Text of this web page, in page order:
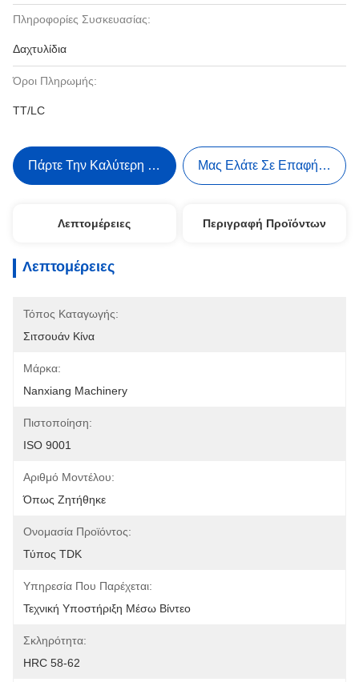
Πληροφορίες Συσκευασίας:
Δαχτυλίδια
Όροι Πληρωμής:
TT/LC
Πάρτε Την Καλύτερη Τιμή Μας Ελάτε Σε Επαφή Με
Λεπτομέρειες Περιγραφή Προϊόντων
Λεπτομέρειες
Τόπος Καταγωγής:
Σιτσουάν Κίνα
Μάρκα:
Nanxiang Machinery
Πιστοποίηση:
ISO 9001
Αριθμό Μοντέλου:
Όπως Ζητήθηκε
Ονομασία Προϊόντος:
Τύπος TDK
Υπηρεσία Που Παρέχεται:
Τεχνική Υποστήριξη Μέσω Βίντεο
Σκληρότητα:
HRC 58-62